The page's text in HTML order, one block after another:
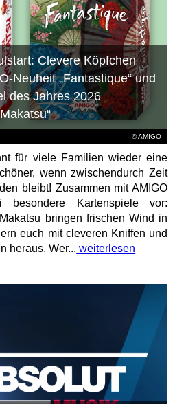
© AMIGO
Clevere Köpfchen
Neuheit „Fantastique“ und
des Jahres 2026
für viele Familien wieder eine
wenn zwischendurch Zeit
bleibt! Zusammen mit AMIGO
Kartenspiele vor:
bringen frischen Wind in
euch mit cleveren Kniffen und
heraus. Wer... weiterlesen